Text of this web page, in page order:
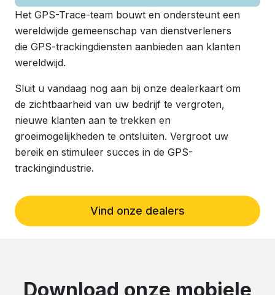
Het GPS-Trace-team bouwt en ondersteunt een
wereldwijde gemeenschap van dienstverleners
die GPS-trackingdiensten aanbieden aan klanten
wereldwijd.
Sluit u vandaag nog aan bij onze dealerkaart om
de zichtbaarheid van uw bedrijf te vergroten,
nieuwe klanten aan te trekken en
groeimogelijkheden te ontsluiten. Vergroot uw
bereik en stimuleer succes in de GPS-
trackingindustrie.
Vind onze dealers
Download onze mobiele